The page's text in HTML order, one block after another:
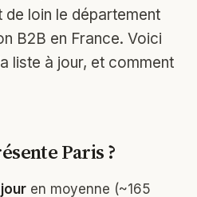
de loin le département
B2B en France. Voici
liste à jour, et comment
Paris ?
en moyenne (~165